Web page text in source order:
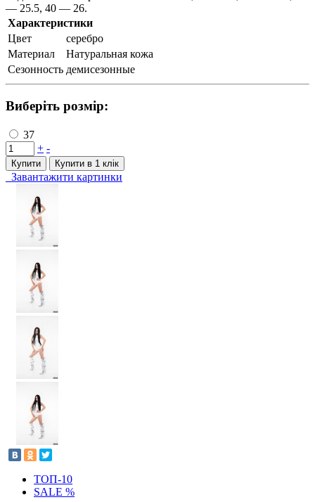
— 25.5, 40 — 26.
Характеристики
Цвет
серебро
Материал
Натуральная кожа
Сезонность демисезонные
Виберіть розмір:
37
+ -
Купити Купити в 1 клiк
Завантажити картинки
ТОП-10
SALE %